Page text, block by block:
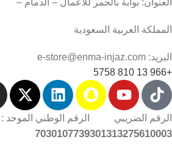
المملكة العربية السعودية
البريد: e-store@enma-injaz.com
+966 13 810 5758
الرقم الضريبي
301313275610003
الرقم الوطني الموحد :
7030107739